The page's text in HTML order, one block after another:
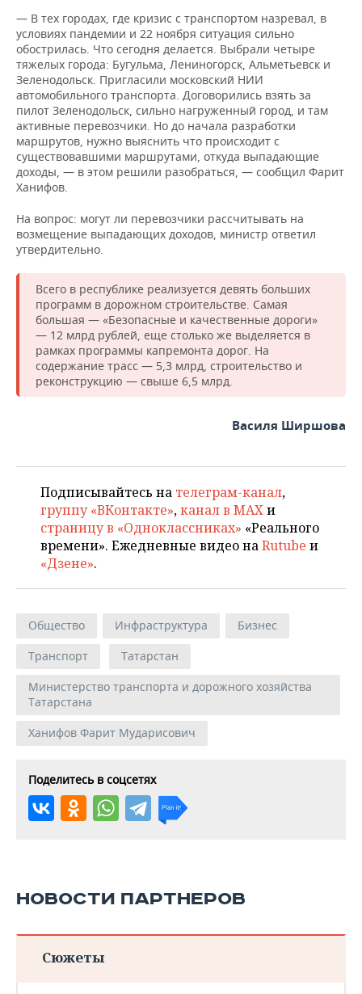
— В тех городах, где кризис с транспортом назревал, в
условиях пандемии и 22 ноября ситуация сильно
обострилась. Что сегодня делается. Выбрали четыре
тяжелых города: Бугульма, Лениногорск, Альметьевск и
Зеленодольск. Пригласили московский НИИ
автомобильного транспорта. Договорились взять за
пилот Зеленодольск, сильно нагруженный город, и там
активные перевозчики. Но до начала разработки
маршрутов, нужно выяснить что происходит с
существовавшими маршрутами, откуда выпадающие
доходы, — в этом решили разобраться, — сообщил Фарит
Ханифов.
На вопрос: могут ли перевозчики рассчитывать на
возмещение выпадающих доходов, министр ответил
утвердительно.
Всего в республике реализуется девять больших
программ в дорожном строительстве. Самая
большая — «Безопасные и качественные дороги»
— 12 млрд рублей, еще столько же выделяется в
рамках программы капремонта дорог. На
содержание трасс — 5,3 млрд, строительство и
реконструкцию — свыше 6,5 млрд.
Василя Ширшова
Подписывайтесь на телеграм-канал,
группу «ВКонтакте»,канал в MAXи
страницу в «Одноклассниках» «Реального
времени». Ежедневные видео наRutube и
«Дзене».
Общество Инфраструктура
Бизнес
Транспорт
Татарстан
Министерство транспорта и дорожного хозяйства
Татарстана
Ханифов Фарит Мударисович
Поделитесь в соцсетях
НОВОСТИ ПАРТНЕРОВ
Сюжеты